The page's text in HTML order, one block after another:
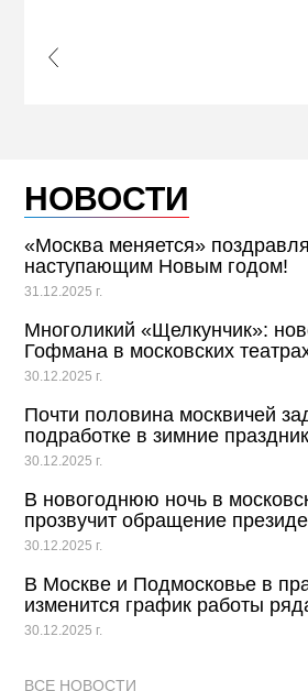
Slide
НОВОСТИ
«Москва меняется»
наступающим Новым годом!
31.12.2025 г.
Многоликий «Щелкунчик»:
Гофмана в московских
30.12.2025 г.
Почти половина москвичей
подработке в зимние
30.12.2025 г.
В новогоднюю ночь в
прозвучит обращение
30.12.2025 г.
В Москве и Подмосковье в
изменится график работы
30.12.2025 г.
ВСЕ НОВОСТИ